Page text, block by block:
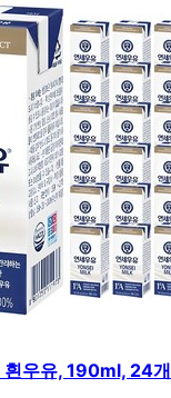
흰우유, 190ml, 24개